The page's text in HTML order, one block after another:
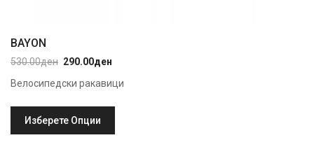
BAYON
530.00ден
price
530.00ден.
290.00ден
price
290.00ден.
Велосипедски ракавици
Изберете Опции